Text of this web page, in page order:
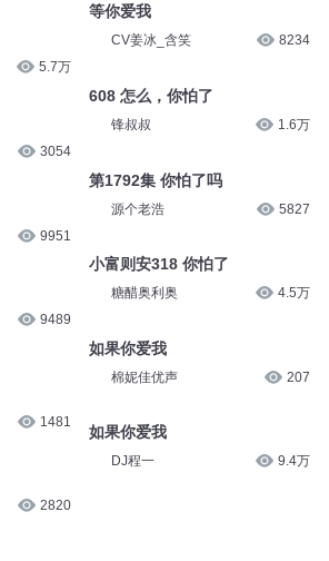
5.7万
3054
9951
9489
1481
2820
等你爱我
CV姜冰_含笑 8234
608 怎么，你怕了
锋叔叔 1.6万
第1792集 你怕了吗
源个老浩 5827
小富则安318 你怕了
糖醋奥利奥 4.5万
如果你爱我
棉妮佳优声 207
如果你爱我
DJ程一 9.4万